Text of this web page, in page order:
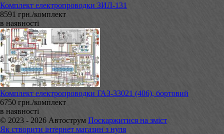
Комплект електропроводки ЗИЛ-131
8591 грн./комплект
в наявності
Комплект електропроводки ГАЗ-33021 (406), бортовий
6750 грн./комплект
в наявності
© 2023 - 2026 Автострум Поскаржитися на зміст
Як створити інтернет магазин з нуля